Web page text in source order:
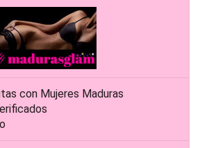
con Mujeres Maduras